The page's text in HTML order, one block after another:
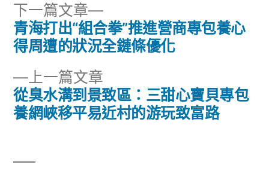
文
導
覽
上一篇文章
一
篇
從臭水溝到景致區：三甜心寶貝專包
養網峽移平易近村的游玩致富路
下一篇文章
下
一
篇
青海打出“組合拳”推進營商專包養心
得周遭的狀況全鏈條優化